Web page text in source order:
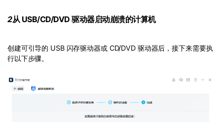
2从 USB/CD/DVD 驱动器启动崩溃的计算机
创建可引导的 USB 闪存驱动器或 CD/DVD 驱动器后，接下来需要执
行以下步骤。